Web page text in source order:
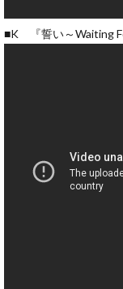
■K 『誓い～Waiting